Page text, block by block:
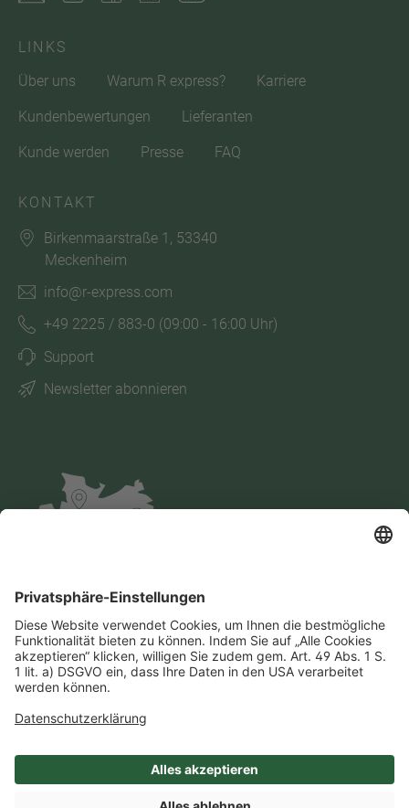
LINKS
Über uns
Warum R express? Karriere
Kundenbewertungen Lieferanten
Kunde werden Presse FAQ
KONTAKT
Birkenmaarstraße 1, 53340
Meckenheim
info@r-express.com
+49 2225 / 883-0 (09:00 - 16:00 Uhr)
Support
Newsletter abonnieren
Impressum Datenschutz
AGB